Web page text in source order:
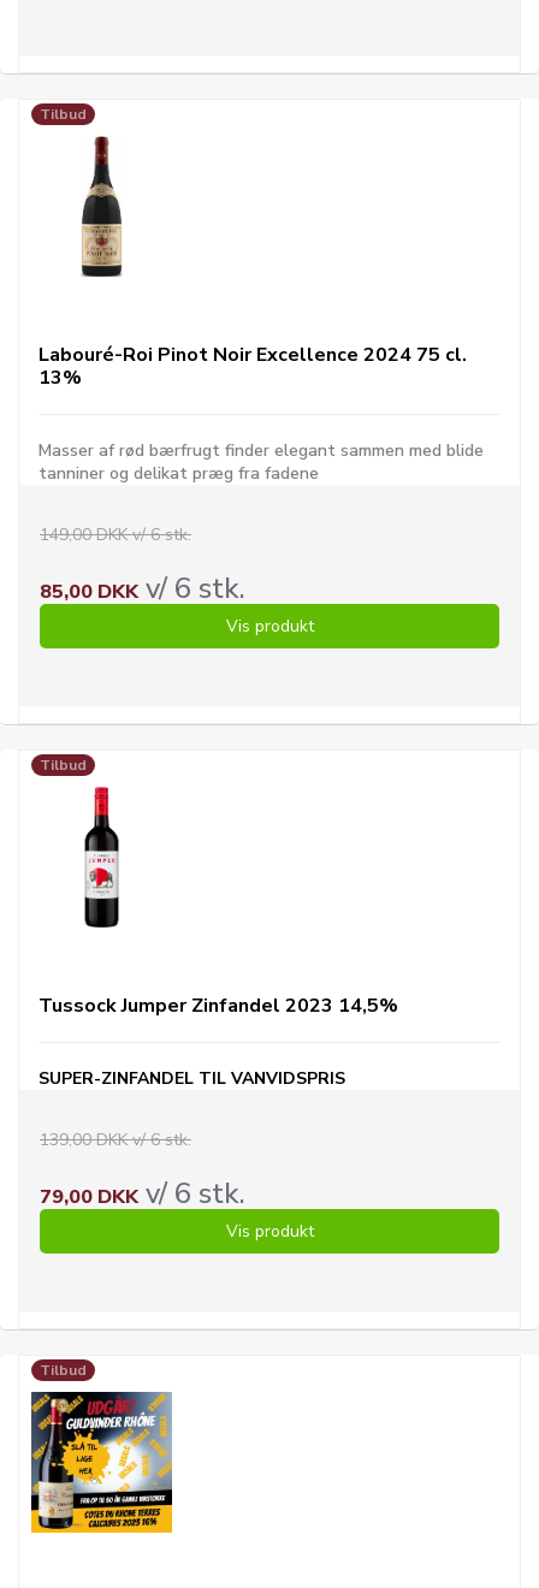
Tilbud
Labouré-Roi Pinot Noir Excellence 2024 75 cl.
13%
Masser af rød bærfrugt finder elegant sammen med blide
tanniner og delikat præg fra fadene
149,00 DKK v/ 6 stk.
85,00 DKKv/ 6 stk.
Vis produkt
Tilbud
Tussock Jumper Zinfandel 2023 14,5%
SUPER-ZINFANDEL TIL VANVIDSPRIS
139,00 DKK v/ 6 stk.
79,00 DKKv/ 6 stk.
Vis produkt
Tilbud